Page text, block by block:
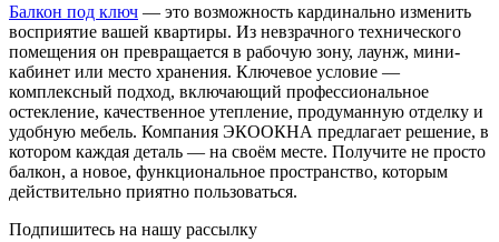
Балкон под ключ — это возможность кардинально изменить
восприятие вашей квартиры. Из невзрачного технического
помещения он превращается в рабочую зону, лаунж, мини-
кабинет или место хранения. Ключевое условие —
комплексный подход, включающий профессиональное
остекление, качественное утепление, продуманную отделку и
удобную мебель. Компания ЭКООКНА предлагает решение, в
котором каждая деталь — на своём месте. Получите не просто
балкон, а новое, функциональное пространство, которым
действительно приятно пользоваться.
Подпишитесь на нашу рассылку